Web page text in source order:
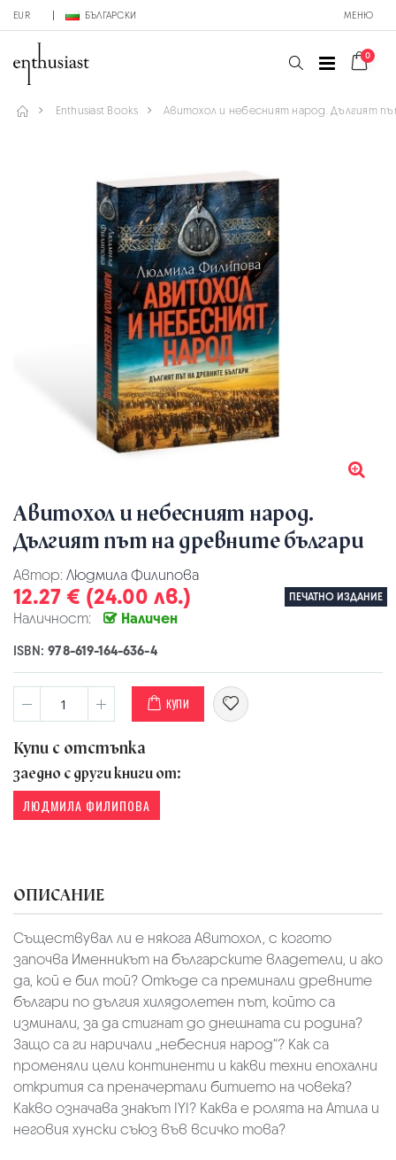
EUR БЪЛГАРСКИ МЕНЮ
0
Enthusiast Books Авитохол и небесният народ. Дългият
Авитохол и небесният народ.
Дългият път на древните българи
Автор: Людмила Филипова
12.27 € (24.00 лв.) ПЕЧАТНО ИЗДАНИЕ
Наличност: Наличен
ISBN:978-619-164-636-4
КУПИ
Купи с отстъпка
заедно с други книги от:
ЛЮДМИЛА ФИЛИПОВА
ОПИСАНИЕ
Съществувал ли е някога Авитохол, с когото
започва Именникът на българските владетели, и ако
да, кой е бил той? Откъде са преминали древните
българи по дългия хилядолетен път, който са
изминали, за да стигнат до днешната си родина?
Защо са ги наричали „небесния народ“? Как са
променяли цели континенти и какви техни епохални
открития са преначертали битието на човека?
Какво означава знакът IYI? Каква е ролята на Атила и
неговия хунски съюз във всичко това?